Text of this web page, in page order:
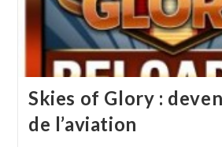
Skies of Glory :
de l’aviation